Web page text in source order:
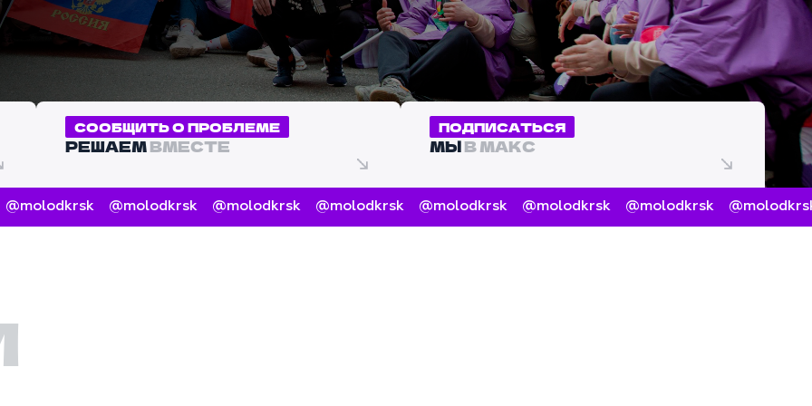
СООБЩИТЬ О ПРОБЛЕМЕ
РЕШАЕМВМЕСТЕ
ПОДПИСАТЬСЯ
МЫВ МАКС
@molodkrsk @molodkrsk @molodkrsk @molodkrsk @molodkrsk @molodkrsk @molodkrsk